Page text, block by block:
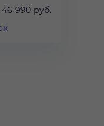
46 990 руб.